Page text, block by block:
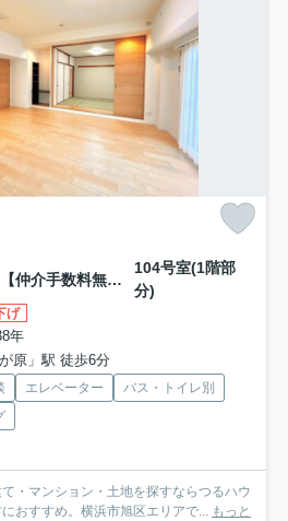
ピュアハイツ南万騎が原【仲介手数料無料】
104号室(1階部
分)
げ
年
原」駅 徒歩6分
エレベーター
バス・トイレ別
・マンション・土地を探すならつるハウ
おすすめ。横浜市旭区エリアで... もっと